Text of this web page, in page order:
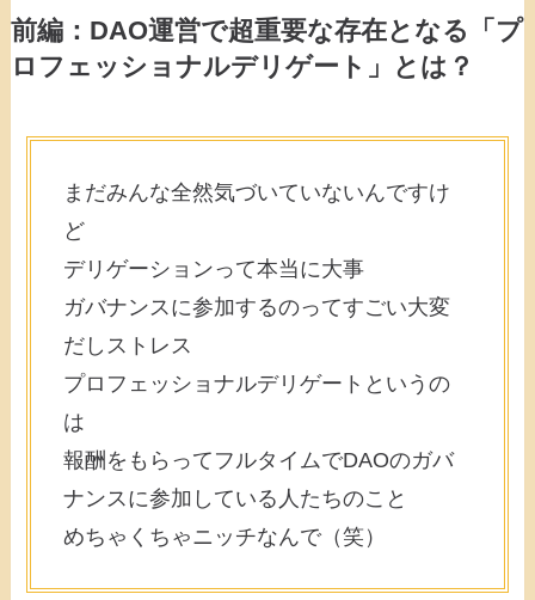
前編：DAO運営で超重要な存在となる「プ
ロフェッショナルデリゲート」とは？
まだみんな全然気づいていないんですけ
ど
デリゲーションって本当に大事
ガバナンスに参加するのってすごい大変
だしストレス
プロフェッショナルデリゲートというの
は
報酬をもらってフルタイムでDAOのガバ
ナンスに参加している人たちのこと
めちゃくちゃニッチなんで（笑）